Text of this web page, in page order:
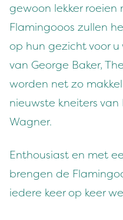
gewoon lekker roeien
Flamingooos zullen
op hun gezicht voor u
van George Baker,
worden net zo
nieuwste kneiters
Wagner.
Enthousiast en met
brengen de
iedere keer op keer